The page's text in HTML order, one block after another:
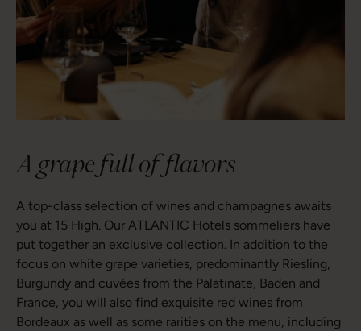
A grape full of flavors
A top-class selection of wines and champagnes awaits
you at 15 High. Our ATLANTIC Hotels sommeliers have
put together an exclusive collection. In addition to the
focus on white grape varieties, predominantly Riesling,
Burgundy and cuvées from the Palatinate, Baden and
France, you will also find exquisite red wines from
Bordeaux as well as some rarities on the menu, including